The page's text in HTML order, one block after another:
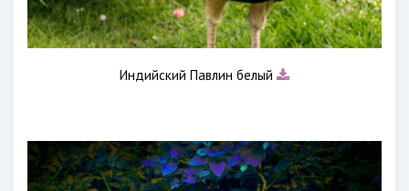
Индийский Павлин белый